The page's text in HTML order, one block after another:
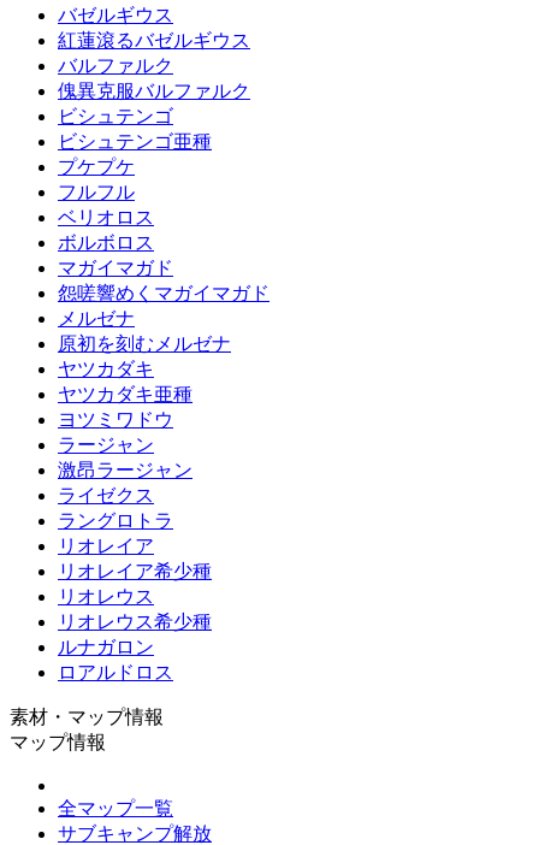
バゼルギウス
紅蓮滾るバゼルギウス
バルファルク
傀異克服バルファルク
ビシュテンゴ
ビシュテンゴ亜種
プケプケ
フルフル
ベリオロス
ボルボロス
マガイマガド
怨嗟響めくマガイマガド
メルゼナ
原初を刻むメルゼナ
ヤツカダキ
ヤツカダキ亜種
ヨツミワドウ
ラージャン
激昂ラージャン
ライゼクス
ラングロトラ
リオレイア
リオレイア希少種
リオレウス
リオレウス希少種
ルナガロン
ロアルドロス
素材・マップ情報
マップ情報
全マップ一覧
サブキャンプ解放